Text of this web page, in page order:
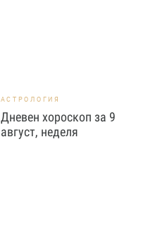
АСТРОЛОГИЯ
Дневен хороскоп за 9
август, неделя